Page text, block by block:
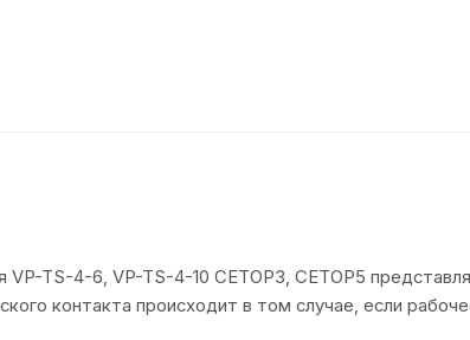
VP-TS-4-6, VP-TS-4-10 CETOP3, CETOP5
контакта происходит в том случае, если